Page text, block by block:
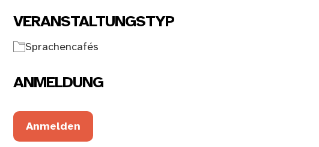
VERANSTALTUNGSTYP
Sprachencafés
ANMELDUNG
Anmelden